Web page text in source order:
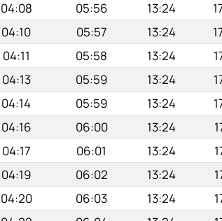
04:08 05:56 13:24
04:10 05:57 13:24
04:11 05:58 13:24
04:13 05:59 13:24
04:14 05:59 13:24
04:16 06:00 13:24
04:17 06:01 13:24
04:19 06:02 13:24
04:20 06:03 13:24